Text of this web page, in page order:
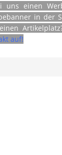
uns einen
in der
auf!